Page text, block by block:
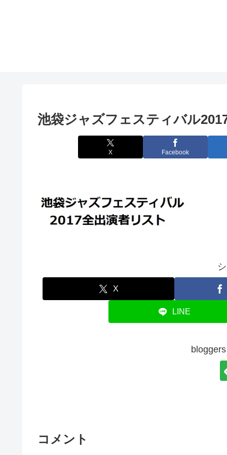
池袋ジャズフェスティバル
X Facebook
X
LINE
コメント